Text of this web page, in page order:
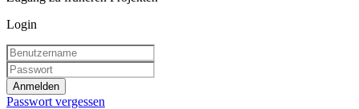
Login
Anmelden
Passwort vergessen